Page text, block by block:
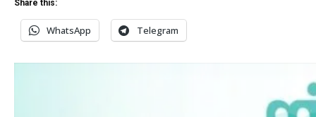
Share this:
WhatsApp Telegram